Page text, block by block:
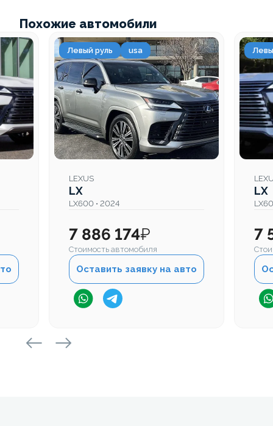
Похожие автомобили
Левый руль usa
LEXUS
LX
LX600 • 2024
7 886 174₽
Стоимость автомобиля
Оставить заявку на авто
LX
7